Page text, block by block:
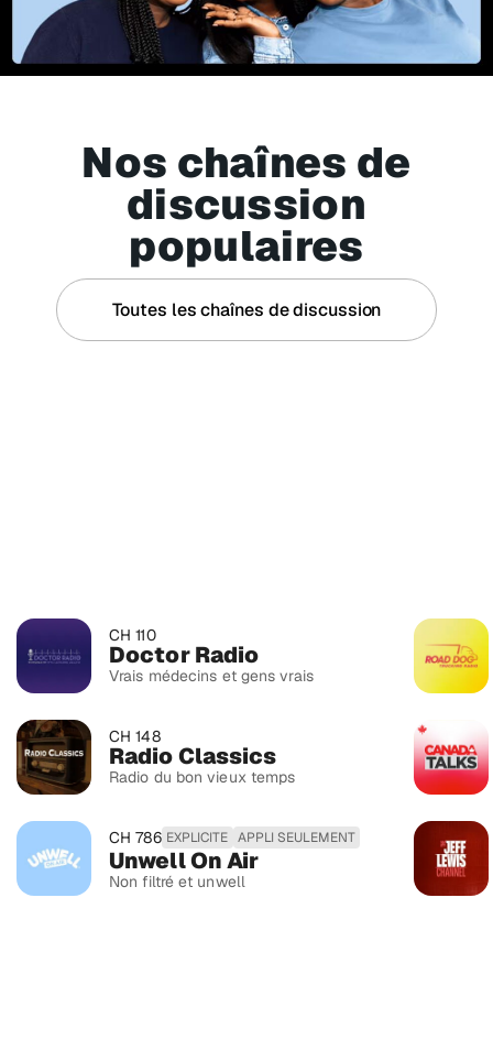
Nos chaînes de
discussion
populaires
Toutes les chaînes de discussion
CH 110
Doctor Radio
Vrais médecins et gens vrais
CH 148
Radio Classics
Radio du bon vieux temps
CH 786 EXPLICITE APPLI SEULEMENT
Unwell On Air
Non filtré et unwell